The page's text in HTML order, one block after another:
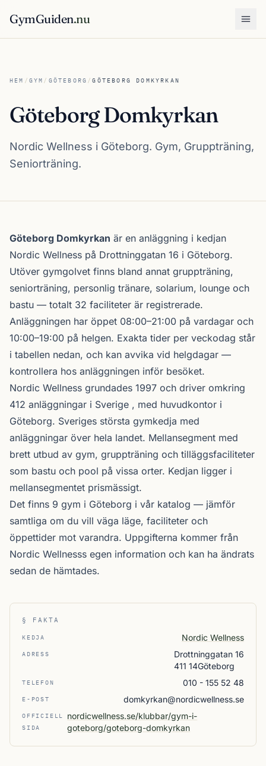
GymGuiden.nu
HEM / GYM / GÖTEBORG /GÖTEBORG DOMKYRKAN
Göteborg Domkyrkan
Nordic Wellness i Göteborg. Gym, Gruppträning,
Seniorträning.
Om Göteborg Domkyrkan
Göteborg Domkyrkan är en anläggning i kedjan
Nordic Wellness på Drottninggatan 16 i Göteborg.
Utöver gymgolvet finns bland annat gruppträning,
seniorträning, personlig tränare, solarium, lounge och
bastu — totalt 32 faciliteter är registrerade.
Anläggningen har öppet 08:00–21:00 på vardagar och
10:00–19:00 på helgen. Exakta tider per veckodag står
i tabellen nedan, och kan avvika vid helgdagar —
kontrollera hos anläggningen inför besöket.
Nordic Wellness grundades 1997 och driver omkring
412 anläggningar i Sverige , med huvudkontor i
Göteborg. Sveriges största gymkedja med
anläggningar över hela landet. Mellansegment med
brett utbud av gym, gruppträning och tilläggsfaciliteter
som bastu och pool på vissa orter. Kedjan ligger i
mellansegmentet prismässigt.
Det finns 9 gym i Göteborg i vår katalog — jämför
samtliga om du vill väga läge, faciliteter och
öppettider mot varandra. Uppgifterna kommer från
Nordic Wellnesss egen information och kan ha ändrats
sedan de hämtades.
§ FAKTA
KEDJA Nordic Wellness
ADRESS
Drottninggatan 16
411 14Göteborg
TELEFON 010 - 155 52 48
E-POST domkyrkan@nordicwellness.se
OFFICIELL
SIDA
nordicwellness.se/klubbar/gym-i-
goteborg/goteborg-domkyrkan